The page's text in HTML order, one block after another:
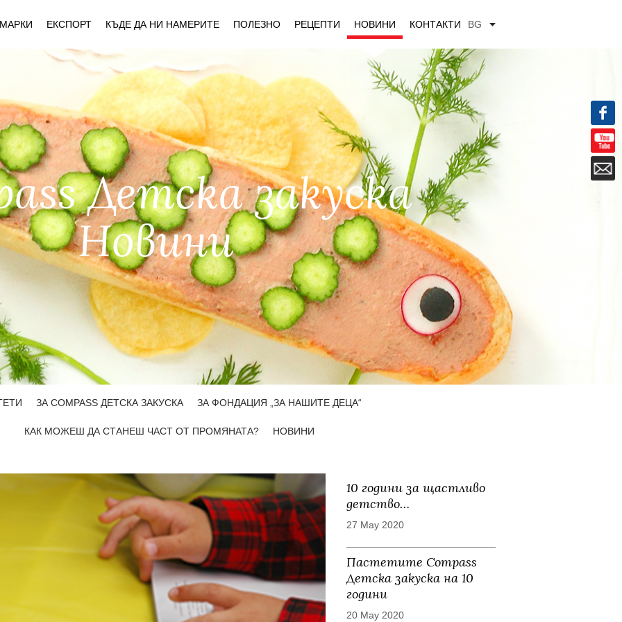
BG
МАРКИ ЕКСПОРТ КЪДЕ ДА НИ НАМЕРИТЕ ПОЛЕЗНО РЕЦЕПТИ НОВИНИ КОНТАКТИ
Детска закуска
Новини
ЗА COMPASS ДЕТСКА ЗАКУСКА ЗА ФОНДАЦИЯ „ЗА НАШИТЕ ДЕЦА“
КАК МОЖЕШ ДА СТАНЕШ ЧАСТ ОТ ПРОМЯНАТА? НОВИНИ
10 години за щастливо
детство…
27 May 2020
Пастетите Compass
Детска закуска на 10
години
20 May 2020